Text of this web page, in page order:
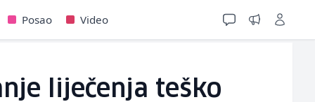
Posao Video
liječenja teško